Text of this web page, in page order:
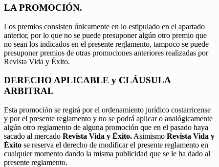
LA PROMOCIÓN.
Los premios consisten únicamente en lo estipulado en el apartado
anterior, por lo que no se puede presuponer algún otro premio que
no sean los indicados en el presente reglamento, tampoco se puede
presuponer premios de otras promociones anteriores realizadas por
Revista Vida y Éxito.
DERECHO APLICABLE y CLÁUSULA
ARBITRAL
Esta promoción se regirá por el ordenamiento jurídico costarricense
y por el presente reglamento y no se podrá aplicar o analógicamente
algún otro reglamento de alguna promoción que en el pasado haya
sacado al mercado Revista Vida y Éxito. Asimismo Revista Vida y
Éxito se reserva el derecho de modificar el presente reglamento en
cualquier momento dando la misma publicidad que se le ha dado al
presente reglamento.